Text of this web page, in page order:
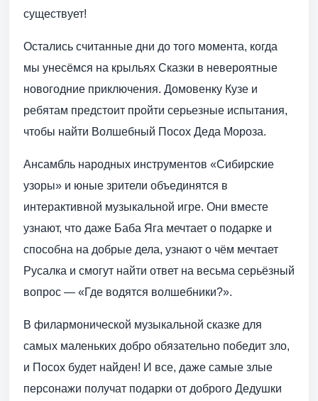
существует!
Остались считанные дни до того момента, когда
мы унесёмся на крыльях Сказки в невероятные
новогодние приключения. Домовенку Кузе и
ребятам предстоит пройти серьезные испытания,
чтобы найти Волшебный Посох Деда Мороза.
Ансамбль народных инструментов «Сибирские
узоры» и юные зрители объединятся в
интерактивной музыкальной игре. Они вместе
узнают, что даже Баба Яга мечтает о подарке и
способна на добрые дела, узнают о чём мечтает
Русалка и смогут найти ответ на весьма серьёзный
вопрос — «Где водятся волшебники?».
В филармонической музыкальной сказке для
самых маленьких добро обязательно победит зло,
и Посох будет найден! И все, даже самые злые
персонажи получат подарки от доброго Дедушки